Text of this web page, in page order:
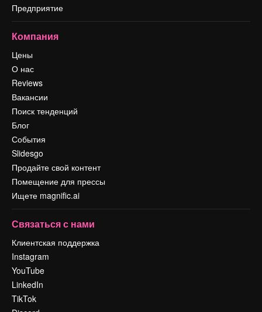
Предприятие
Компания
Цены
О нас
Reviews
Вакансии
Поиск тенденций
Блог
События
Slidesgo
Продайте свой контент
Помещение для прессы
Ищете magnific.ai
Связаться с нами
Клиентская поддержка
Instagram
YouTube
LinkedIn
TikTok